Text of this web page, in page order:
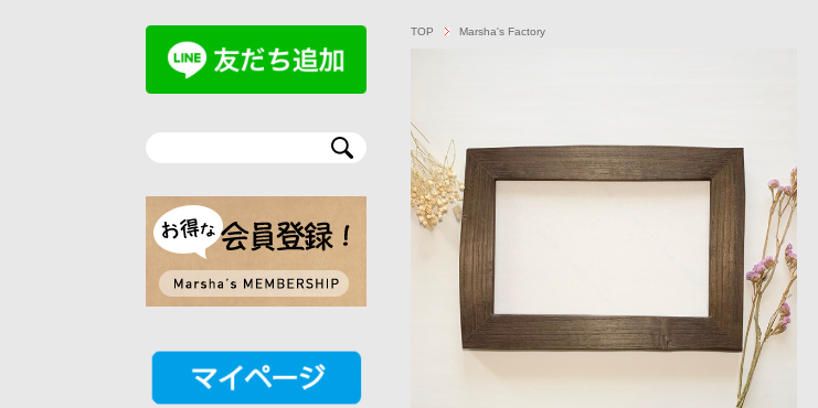
TOP Marsha's Factory